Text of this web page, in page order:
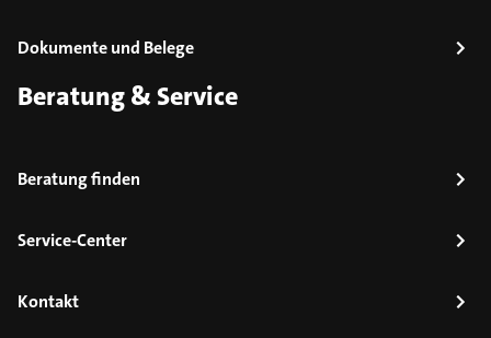
Dokumente und Belege
Beratung & Service
Beratung finden
Service-Center
Kontakt